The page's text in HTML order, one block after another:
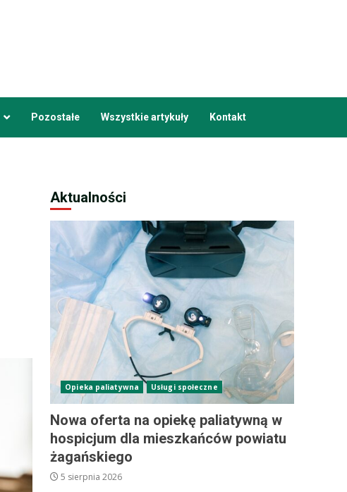
Pozostałe Wszystkie artykuły Kontakt
Aktualności
Opieka paliatywna Usługi społeczne
Nowa oferta na opiekę paliatywną w
hospicjum dla mieszkańców powiatu
żagańskiego
5 sierpnia 2026